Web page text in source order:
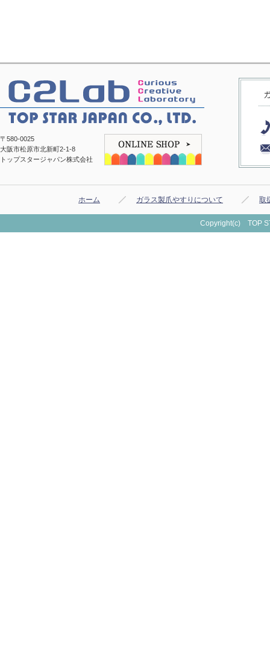
〒580-0025
大阪市松原市北新町2-1-8
トップスタージャパン株式会社
ホーム ガラス製爪やすりについて 取
Copyright(c) TOP